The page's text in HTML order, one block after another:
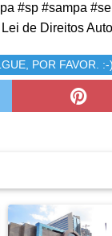
#sp #sampa
de Direitos
POR FAVOR. :-)